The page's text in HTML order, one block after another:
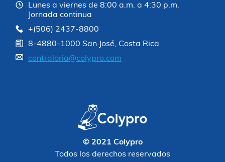
Lunes a viernes de 8:00 a.m. a 4:30 p.m.
Jornada continua
+(506) 2437-8800
8-4880-1000 San José, Costa Rica
contraloria@colypro.com
© 2021 Colypro
Todos los derechos reservados